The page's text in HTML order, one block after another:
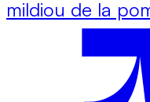
mildiou de la